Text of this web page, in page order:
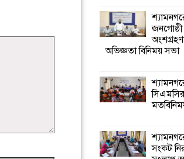
অভিজ্ঞতা বিনিময় সভা
সংকট